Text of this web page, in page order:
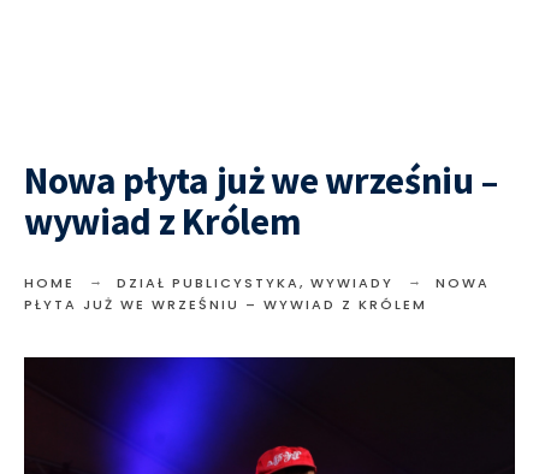
Nowa płyta już we wrześniu –
wywiad z Królem
HOME DZIAŁ PUBLICYSTYKA, WYWIADY
NOWA
PŁYTA JUŻ WE WRZEŚNIU – WYWIAD Z KRÓLEM